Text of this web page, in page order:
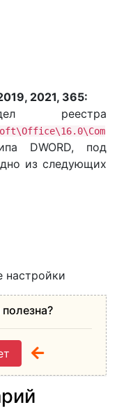
2021, 365:
реестра
DWORD, под
из следующих
настройки